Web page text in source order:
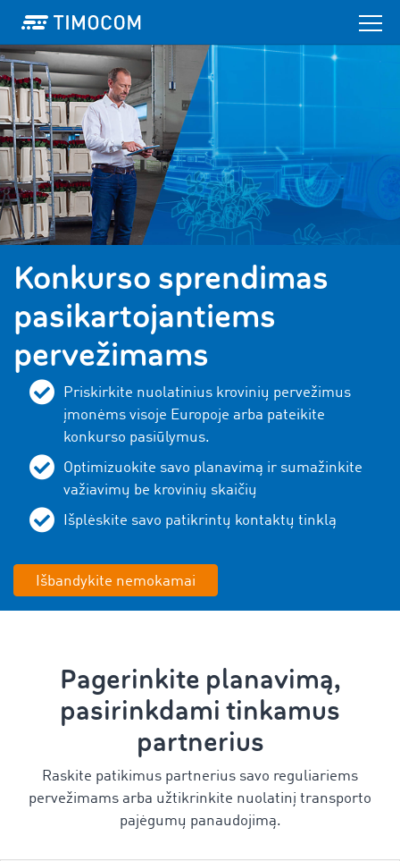
Konkurso sprendimas
pasikartojantiems
pervežimams
Priskirkite nuolatinius krovinių pervežimus
įmonėms visoje Europoje arba pateikite
konkurso pasiūlymus.
Optimizuokite savo planavimą ir sumažinkite
važiavimų be krovinių skaičių
Išplėskite savo patikrintų kontaktų tinklą
Išbandykite nemokamai
Pagerinkite planavimą,
pasirinkdami tinkamus
partnerius
Raskite patikimus partnerius savo reguliariems
pervežimams arba užtikrinkite nuolatinį transporto
pajėgumų panaudojimą.